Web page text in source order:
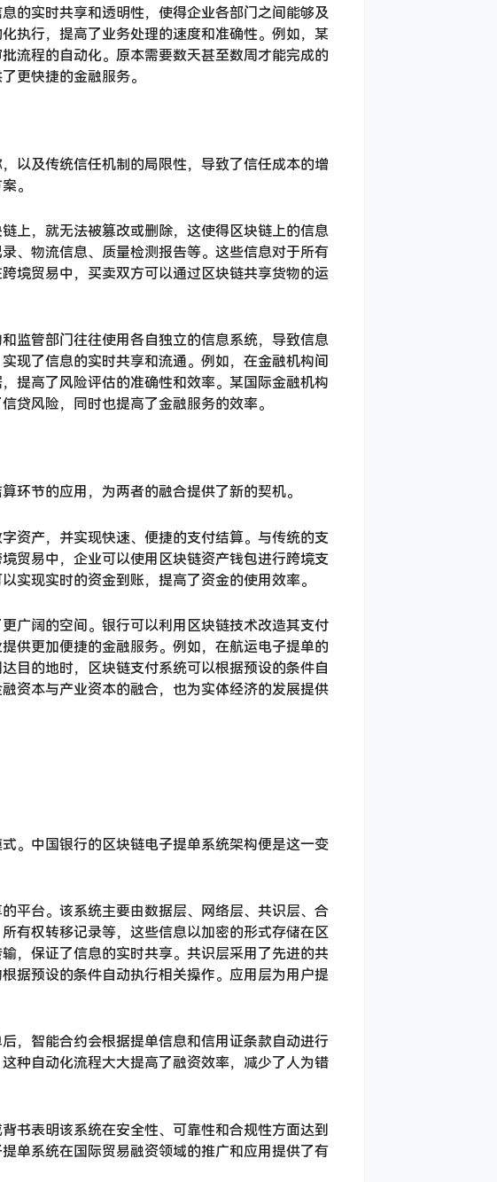
的实时共享和透明性，使得企业各部门之间能够及
执行，提高了业务处理的速度和准确性。例如，某
流程的自动化。原本需要数天甚至数周才能完成的
更快捷的金融服务。
以及传统信任机制的局限性，导致了信任成本的增
。
上，就无法被篡改或删除，这使得区块链上的信息
、物流信息、质量检测报告等。这些信息对于所有
境贸易中，买卖双方可以通过区块链共享货物的运
监管部门往往使用各自独立的信息系统，导致信息
现了信息的实时共享和流通。例如，在金融机构间
提高了风险评估的准确性和效率。某国际金融机构
贷风险，同时也提高了金融服务的效率。
环节的应用，为两者的融合提供了新的契机。
资产，并实现快速、便捷的支付结算。与传统的支
贸易中，企业可以使用区块链资产钱包进行跨境支
实现实时的资金到账，提高了资金的使用效率。
广阔的空间。银行可以利用区块链技术改造其支付
供更加便捷的金融服务。例如，在航运电子提单的
目的地时，区块链支付系统可以根据预设的条件自
资本与产业资本的融合，也为实体经济的发展提供
。中国银行的区块链电子提单系统架构便是这一变
平台。该系统主要由数据层、网络层、共识层、合
有权转移记录等，这些信息以加密的形式存储在区
，保证了信息的实时共享。共识层采用了先进的共
据预设的条件自动执行相关操作。应用层为用户提
，智能合约会根据提单信息和信用证条款自动进行
种自动化流程大大提高了融资效率，减少了人为错
书表明该系统在安全性、可靠性和合规性方面达到
单系统在国际贸易融资领域的推广和应用提供了有